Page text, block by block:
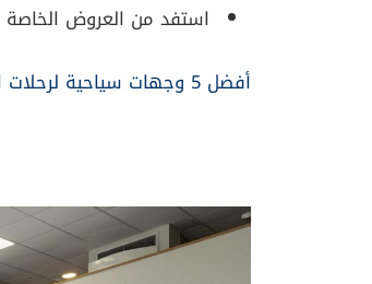
استفد من العروض الخاصة
أفضل 5 وجهات سياحية لرحلات المغامرة حول العالم